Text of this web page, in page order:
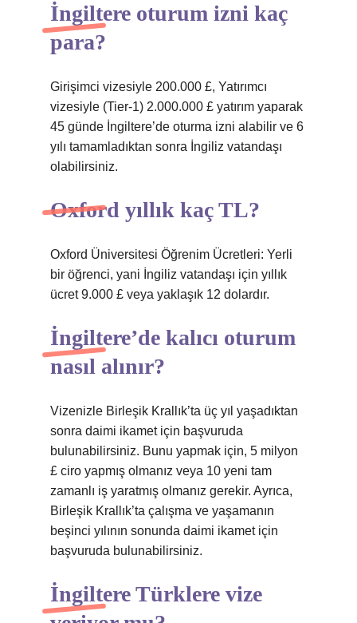
İngiltere oturum izni kaç
para?
Girişimci vizesiyle 200.000 £, Yatırımcı
vizesiyle (Tier-1) 2.000.000 £ yatırım yaparak
45 günde İngiltere’de oturma izni alabilir ve 6
yılı tamamladıktan sonra İngiliz vatandaşı
olabilirsiniz.
Oxford yıllık kaç TL?
Oxford Üniversitesi Öğrenim Ücretleri: Yerli
bir öğrenci, yani İngiliz vatandaşı için yıllık
ücret 9.000 £ veya yaklaşık 12 dolardır.
İngiltere’de kalıcı oturum
nasıl alınır?
Vizenizle Birleşik Krallık’ta üç yıl yaşadıktan
sonra daimi ikamet için başvuruda
bulunabilirsiniz. Bunu yapmak için, 5 milyon
£ ciro yapmış olmanız veya 10 yeni tam
zamanlı iş yaratmış olmanız gerekir. Ayrıca,
Birleşik Krallık’ta çalışma ve yaşamanın
beşinci yılının sonunda daimi ikamet için
başvuruda bulunabilirsiniz.
İngiltere Türklere vize